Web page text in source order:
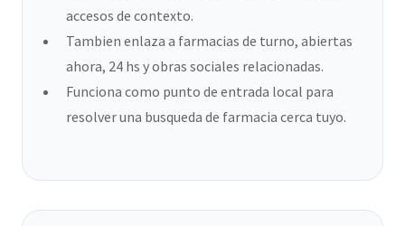
accesos de contexto.
Tambien enlaza a farmacias de turno, abiertas
ahora, 24 hs y obras sociales relacionadas.
Funciona como punto de entrada local para
resolver una busqueda de farmacia cerca tuyo.